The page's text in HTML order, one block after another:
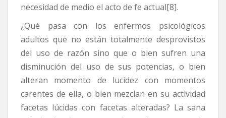
necesidad de medio el acto de fe actual[8].
¿Qué pasa con los enfermos psicológicos
adultos que no están totalmente desprovistos
del uso de razón sino que o bien sufren una
disminución del uso de sus potencias, o bien
alteran momento de lucidez con momentos
carentes de ella, o bien mezclan en su actividad
facetas lúcidas con facetas alteradas? La sana